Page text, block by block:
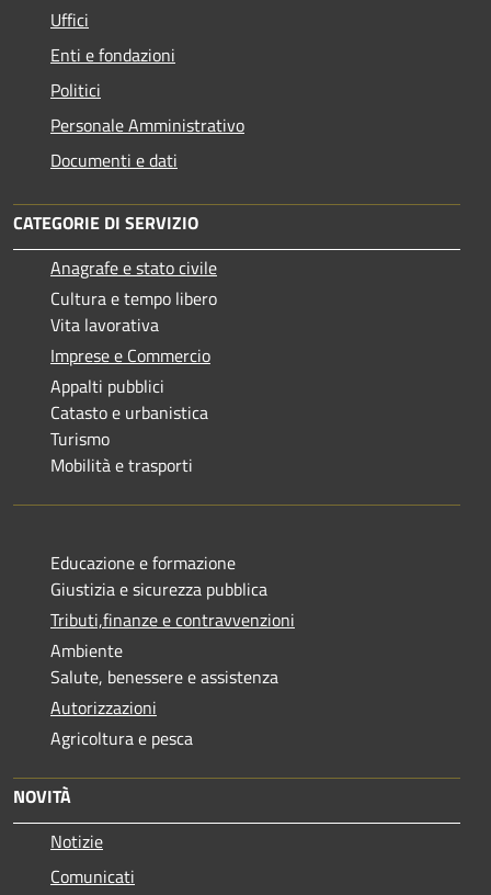
Uffici
Enti e fondazioni
Politici
Personale Amministrativo
Documenti e dati
CATEGORIE DI SERVIZIO
Anagrafe e stato civile
Cultura e tempo libero
Vita lavorativa
Imprese e Commercio
Appalti pubblici
Catasto e urbanistica
Turismo
Mobilità e trasporti
Educazione e formazione
Giustizia e sicurezza pubblica
Tributi,finanze e contravvenzioni
Ambiente
Salute, benessere e assistenza
Autorizzazioni
Agricoltura e pesca
NOVITÀ
Notizie
Comunicati